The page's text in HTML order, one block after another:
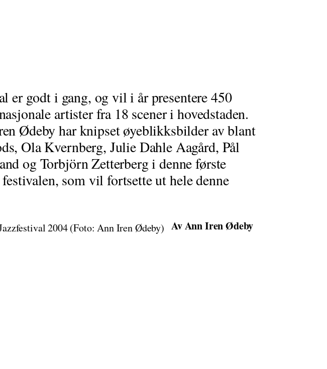
er godt i gang, og vil i år presentere 450
artister fra 18 scener i hovedstaden.
Ødeby har knipset øyeblikksbilder av blant
Ola Kvernberg, Julie Dahle Aagård, Pål
og Torbjörn Zetterberg i denne første
som vil fortsette ut hele denne
Av Ann Iren Ødeby